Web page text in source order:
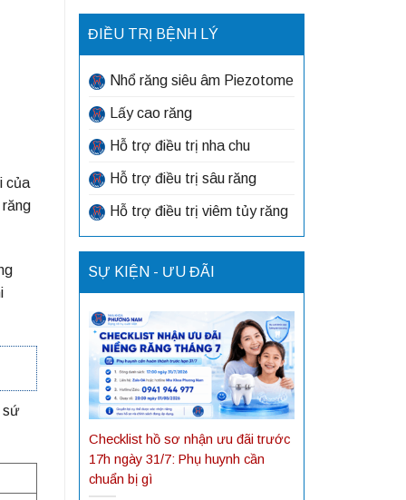
của
sứ
ĐIỀU TRỊ BỆNH LÝ
Nhổ răng siêu âm Piezotome
Lấy cao răng
Hỗ trợ điều trị nha chu
Hỗ trợ điều trị sâu răng
Hỗ trợ điều trị viêm tủy răng
SỰ KIỆN - ƯU ĐÃI
Checklist hồ sơ nhận ưu đãi trước
17h ngày 31/7: Phụ huynh cần
chuẩn bị gì